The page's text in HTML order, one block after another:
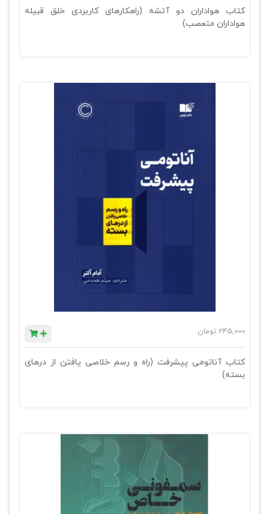
کتاب هواداران دو آتشه (راهکارهای کاربردی خلق قبیله
هواداران متعصب)
245,000 تومان
کتاب آناتومی پیشرفت (راه و رسم خلاصی یافتن از درهای
بسته)